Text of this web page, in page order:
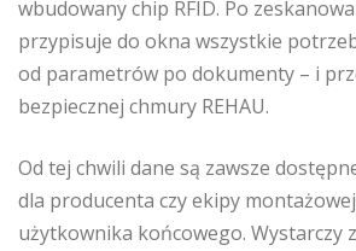
wbudowany chip RFID. Po
przypisuje do okna wszystkie
od parametrów po dokumenty – i
bezpiecznej chmury REHAU.
Od tej chwili dane są zawsze
dla producenta czy ekipy
użytkownika końcowego. Wystarczy